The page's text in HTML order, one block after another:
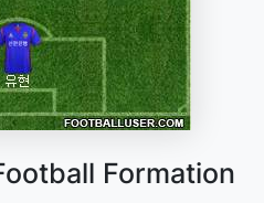
Formation